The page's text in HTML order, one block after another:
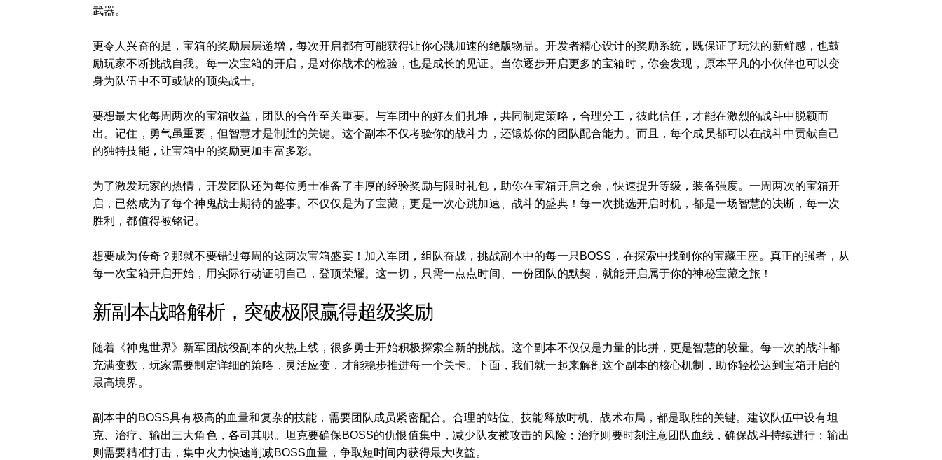
武器。
更令人兴奋的是，宝箱的奖励层层递增，每次开启都有可能获得让你心跳加速的绝版物品。开发者精心设计的奖励系统，既保证了玩法的新鲜感，也鼓
励玩家不断挑战自我。每一次宝箱的开启，是对你战术的检验，也是成长的见证。当你逐步开启更多的宝箱时，你会发现，原本平凡的小伙伴也可以变
身为队伍中不可或缺的顶尖战士。
要想最大化每周两次的宝箱收益，团队的合作至关重要。与军团中的好友们扎堆，共同制定策略，合理分工，彼此信任，才能在激烈的战斗中脱颖而
出。记住，勇气虽重要，但智慧才是制胜的关键。这个副本不仅考验你的战斗力，还锻炼你的团队配合能力。而且，每个成员都可以在战斗中贡献自己
的独特技能，让宝箱中的奖励更加丰富多彩。
为了激发玩家的热情，开发团队还为每位勇士准备了丰厚的经验奖励与限时礼包，助你在宝箱开启之余，快速提升等级，装备强度。一周两次的宝箱开
启，已然成为了每个神鬼战士期待的盛事。不仅仅是为了宝藏，更是一次心跳加速、战斗的盛典！每一次挑选开启时机，都是一场智慧的决断，每一次
胜利，都值得被铭记。
想要成为传奇？那就不要错过每周的这两次宝箱盛宴！加入军团，组队奋战，挑战副本中的每一只BOSS，在探索中找到你的宝藏王座。真正的强者，从
每一次宝箱开启开始，用实际行动证明自己，登顶荣耀。这一切，只需一点点时间、一份团队的默契，就能开启属于你的神秘宝藏之旅！
新副本战略解析，突破极限赢得超级奖励
随着《神鬼世界》新军团战役副本的火热上线，很多勇士开始积极探索全新的挑战。这个副本不仅仅是力量的比拼，更是智慧的较量。每一次的战斗都
充满变数，玩家需要制定详细的策略，灵活应变，才能稳步推进每一个关卡。下面，我们就一起来解剖这个副本的核心机制，助你轻松达到宝箱开启的
最高境界。
副本中的BOSS具有极高的血量和复杂的技能，需要团队成员紧密配合。合理的站位、技能释放时机、战术布局，都是取胜的关键。建议队伍中设有坦
克、治疗、输出三大角色，各司其职。坦克要确保BOSS的仇恨值集中，减少队友被攻击的风险；治疗则要时刻注意团队血线，确保战斗持续进行；输出
则需要精准打击，集中火力快速削减BOSS血量，争取短时间内获得最大收益。